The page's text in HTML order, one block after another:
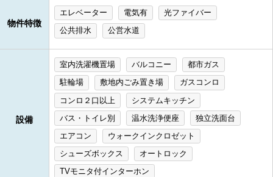
物件特徴
エレベーター 電気有
光ファイバー
公共排水
公営水道
設備
室内洗濯機置場 バルコニー
都市ガス
駐輪場
敷地内ごみ置き場
ガスコンロ
コンロ２口以上
システムキッチン
バス・トイレ別
温水洗浄便座
独立洗面台
エアコン
ウォークインクロゼット
シューズボックス
オートロック
TVモニタ付インターホン